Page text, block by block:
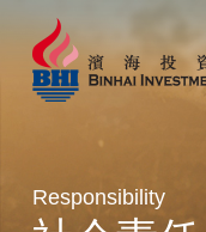
Responsibility